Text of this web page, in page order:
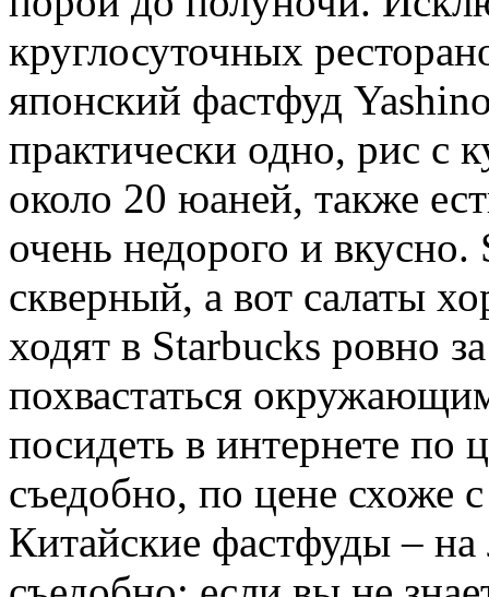
круглосуточных
японский фастфуд
практически одно, рис с
около 20 юаней, также
очень недорого и
скверный, а вот салаты
ходят в Starbucks ровно
похвастаться
посидеть в интернете по
съедобно, по цене схоже
Китайские фастфуды –